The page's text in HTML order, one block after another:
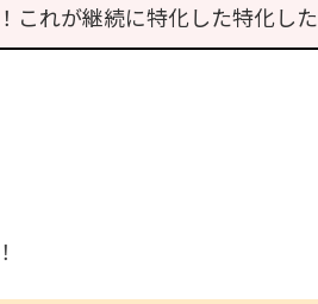
これが継続に特化した特化した